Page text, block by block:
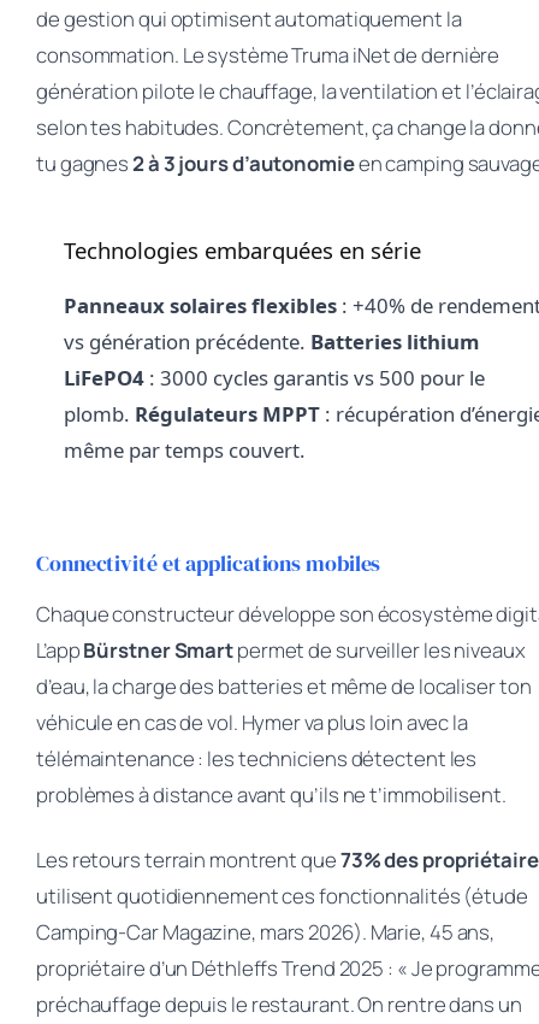
de gestion qui optimisent automatiquement la
consommation. Le système Truma iNet de dernière
génération pilote le chauffage, la ventilation et
selon tes habitudes. Concrètement, ça change la
tu gagnes2 à 3 jours d’autonomieen camping
Technologies embarquées en série
Panneaux solaires flexibles : +40% de
vs génération précédente. Batteries lithium
LiFePO4 : 3000 cycles garantis vs 500 pour le
plomb. Régulateurs MPPT : récupération
même par temps couvert.
Connectivité et applications mobiles
Chaque constructeur développe son écosystème
L’appBürstner Smartpermet de surveiller les niveaux
d’eau, la charge des batteries et même de localiser ton
véhicule en cas de vol. Hymer va plus loin avec la
télémaintenance : les techniciens détectent les
problèmes à distance avant qu’ils ne t’immobilisent.
Les retours terrain montrent que73% des
utilisent quotidiennement ces fonctionnalités (étude
Camping-Car Magazine, mars 2026). Marie, 45 ans,
propriétaire d’un Déthleffs Trend 2025 : « Je
préchauffage depuis le restaurant. On rentre dans un